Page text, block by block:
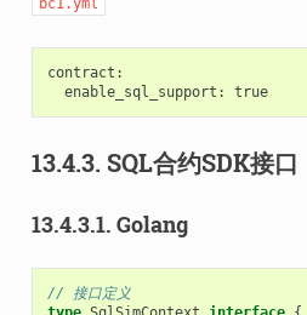
bc1.yml
contract:
  enable_sql_support: true
13.4.3. SQL合约SDK接口
13.4.3.1. Golang
// 接口定义